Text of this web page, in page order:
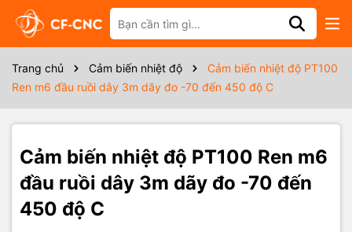
Trang chủ Cảm biến nhiệt độ
Cảm biến nhiệt độ PT100
Ren m6 đầu ruồi dây 3m dãy đo -70 đến 450 độ C
Cảm biến nhiệt độ PT100 Ren m6
đầu ruồi dây 3m dãy đo -70 đến
450 độ C
Thông số kỹ thuật
3 dây x 3m
Sản xuất TẠI CF-CNC